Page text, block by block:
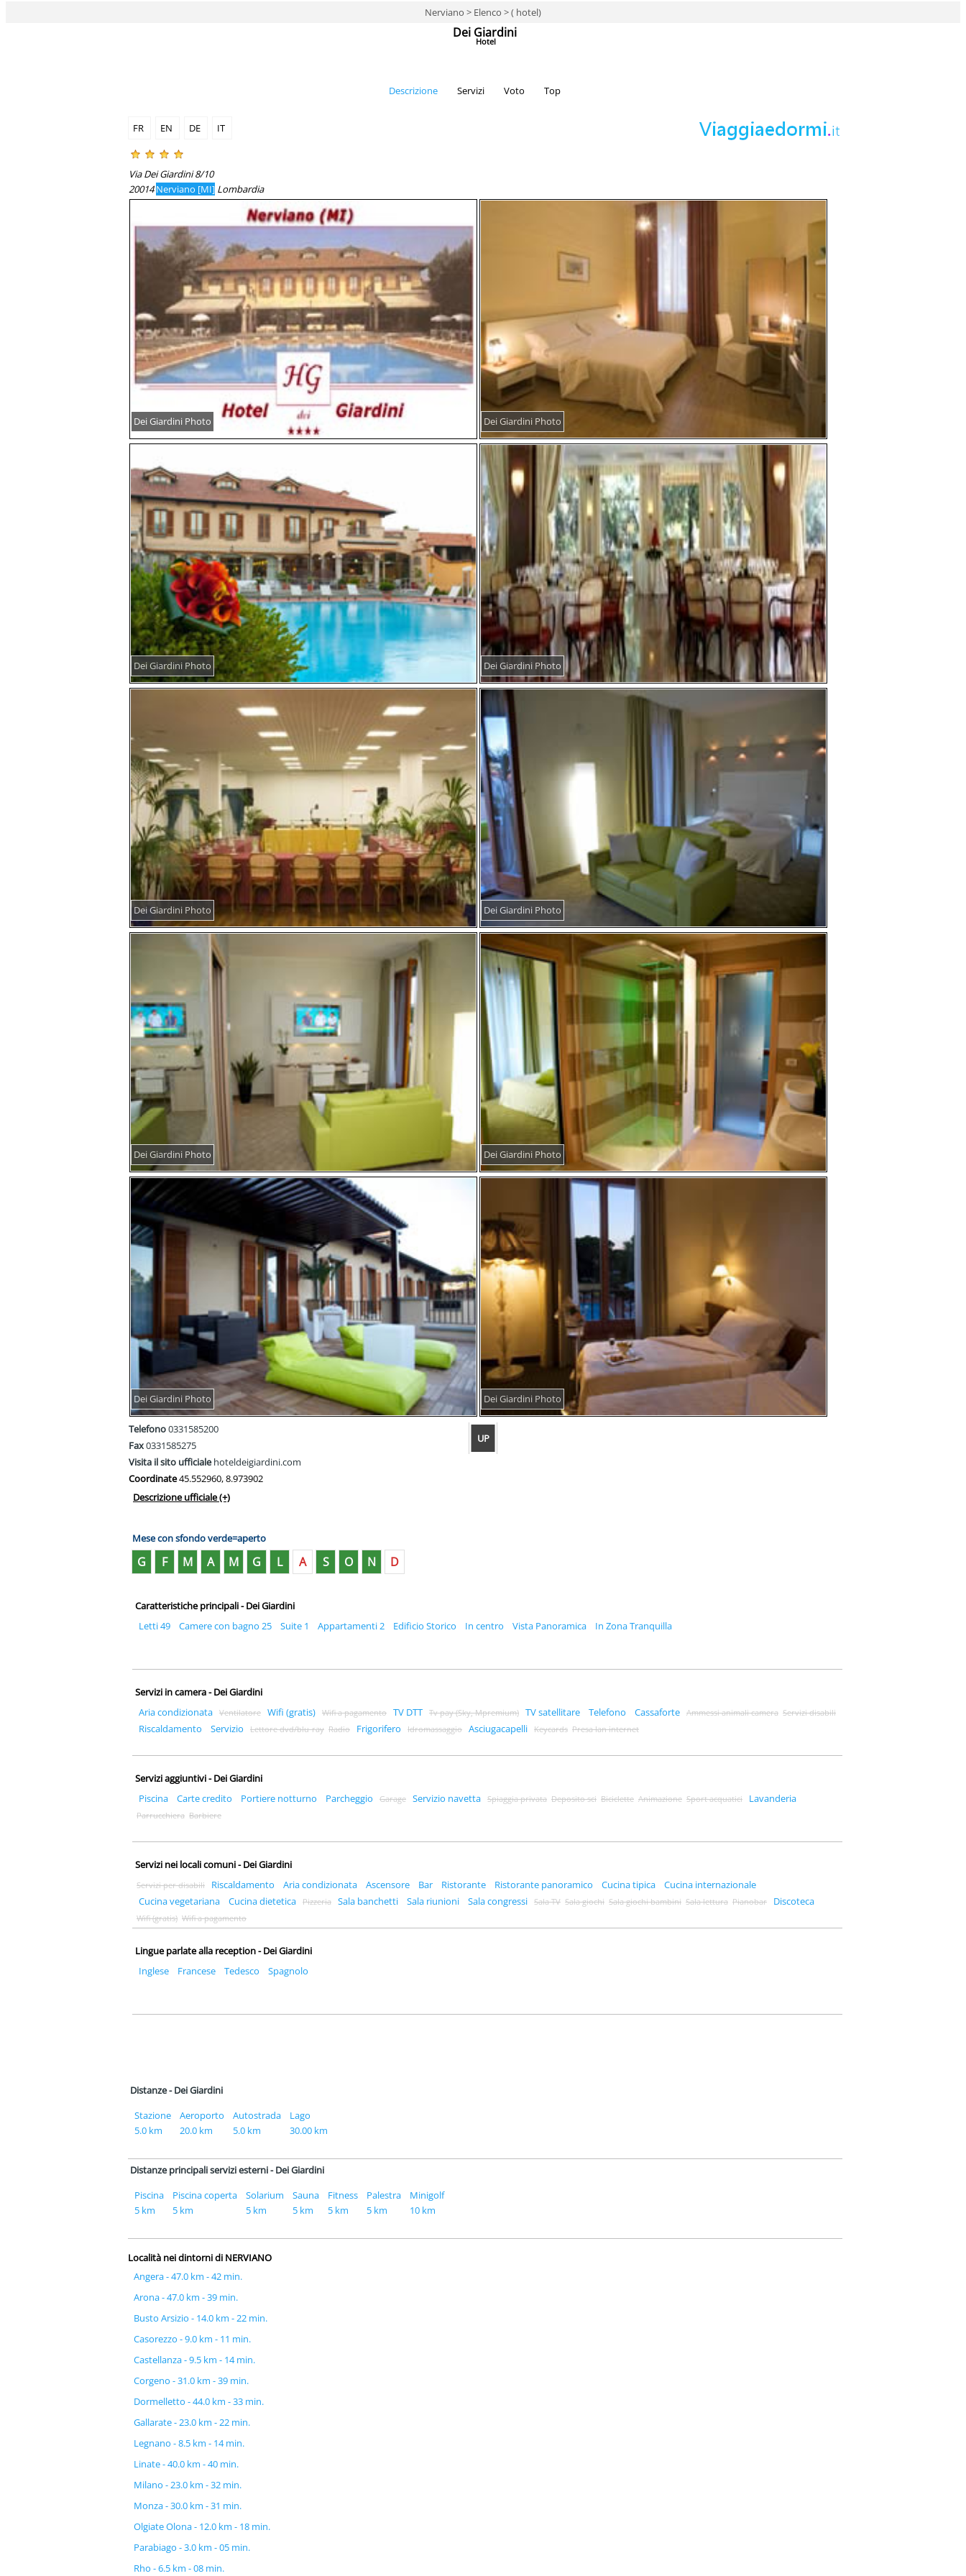
UP
Nerviano > Elenco > ( hotel)
Dei Giardini
Hotel
Descrizione Servizi Voto Top
FR EN DE IT
Via Dei Giardini 8/10
20014Nerviano [MI] Lombardia
Dei Giardini Photo Dei Giardini Photo
Dei Giardini Photo Dei Giardini Photo
Dei Giardini Photo Dei Giardini Photo
Dei Giardini Photo Dei Giardini Photo
Dei Giardini Photo Dei Giardini Photo
Telefono0331585200
Fax0331585275
Visita il sito ufficialehoteldeigiardini.com
Coordinate45.552960, 8.973902
Descrizione ufficiale(+)
Mese con sfondo verde=aperto
G F M A M G L A S O N D
Caratteristiche principali - Dei Giardini
Letti 49
Camere con bagno 25 Suite 1 Appartamenti 2 Edificio Storico In centro Vista Panoramica In Zona Tranquilla
Servizi in camera - Dei Giardini
Aria condizionata Ventilatore Wifi (gratis) Wifi a pagamento TV DTT Tv pay (Sky, Mpremium) TV satellitare Telefono Cassaforte Ammessi animali camera Servizi disabili
Riscaldamento Servizio Lettore dvd/blu-ray Radio Frigorifero Idromassaggio Asciugacapelli Keycards Presa lan internet
Servizi aggiuntivi - Dei Giardini
Piscina
Carte credito Portiere notturno Parcheggio Garage Servizio navetta Spiaggia privata Deposito sci Biciclette Animazione Sport acquatici Lavanderia
Parrucchiera Barbiere
Servizi nei locali comuni - Dei Giardini
Servizi per disabili Riscaldamento Aria condizionata Ascensore Bar Ristorante Ristorante panoramico Cucina tipica
Cucina internazionale
Cucina vegetariana
Cucina dietetica Pizzeria Sala banchetti Sala riunioni Sala congressi Sala TV Sala giochi Sala giochi bambini Sala lettura Pianobar Discoteca
Wifi (gratis) Wifi a pagamento
Lingue parlate alla reception - Dei Giardini
Inglese
Francese Tedesco Spagnolo
Distanze - Dei Giardini
Stazione
5.0 km
Aeroporto
20.0 km
Autostrada
5.0 km
Lago
30.00 km
Distanze principali servizi esterni - Dei Giardini
Piscina
5 km
Piscina coperta
5 km
Solarium
5 km
Sauna
5 km
Fitness
5 km
Palestra
5 km
Minigolf
10 km
Località nei dintorni di NERVIANO
Angera - 47.0 km - 42 min.
Arona - 47.0 km - 39 min.
Busto Arsizio - 14.0 km - 22 min.
Casorezzo - 9.0 km - 11 min.
Castellanza - 9.5 km - 14 min.
Corgeno - 31.0 km - 39 min.
Dormelletto - 44.0 km - 33 min.
Gallarate - 23.0 km - 22 min.
Legnano - 8.5 km - 14 min.
Linate - 40.0 km - 40 min.
Milano - 23.0 km - 32 min.
Monza - 30.0 km - 31 min.
Olgiate Olona - 12.0 km - 18 min.
Parabiago - 3.0 km - 05 min.
Rho - 6.5 km - 08 min.